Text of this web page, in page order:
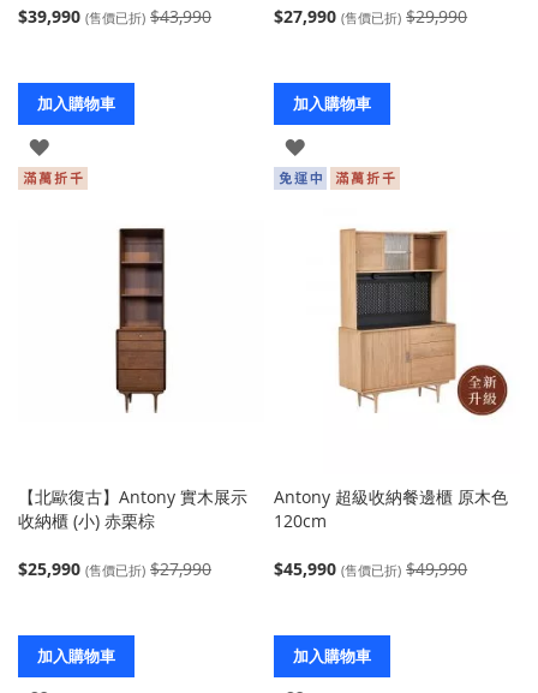
$39,990 (售價已折) $43,990
加入購物車
登
入
$27,990 (售價已折) $29,990
加入購物車
登
入
【北歐復古】Antony 實木展示
收納櫃 (小) 赤栗棕
$25,990 (售價已折) $27,990
加入購物車
Antony 超級收納餐邊櫃 原木色
120cm
$45,990 (售價已折) $49,990
加入購物車